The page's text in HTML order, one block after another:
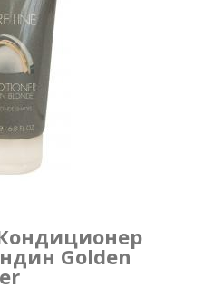
Golden